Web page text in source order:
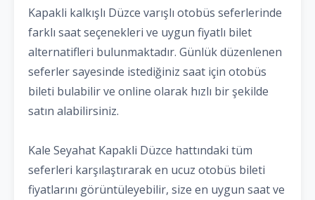
Kapakli kalkışlı Düzce varışlı otobüs seferlerinde
farklı saat seçenekleri ve uygun fiyatlı bilet
alternatifleri bulunmaktadır. Günlük düzenlenen
seferler sayesinde istediğiniz saat için otobüs
bileti bulabilir ve online olarak hızlı bir şekilde
satın alabilirsiniz.
Kale Seyahat Kapakli Düzce hattındaki tüm
seferleri karşılaştırarak en ucuz otobüs bileti
fiyatlarını görüntüleyebilir, size en uygun saat ve